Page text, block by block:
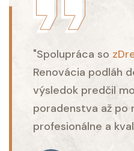
"Spolupráca so
Renovácia podláh
výsledok predčil
poradenstva až po
profesionálne a